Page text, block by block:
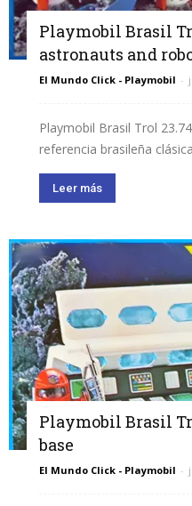
Playmobil Brasil
astronauts and
El Mundo Click - Playmobil -
Playmobil Brasil Trol
referencia brasileña
Leer más
Playmobil Brasil
base
El Mundo Click - Playmobil -